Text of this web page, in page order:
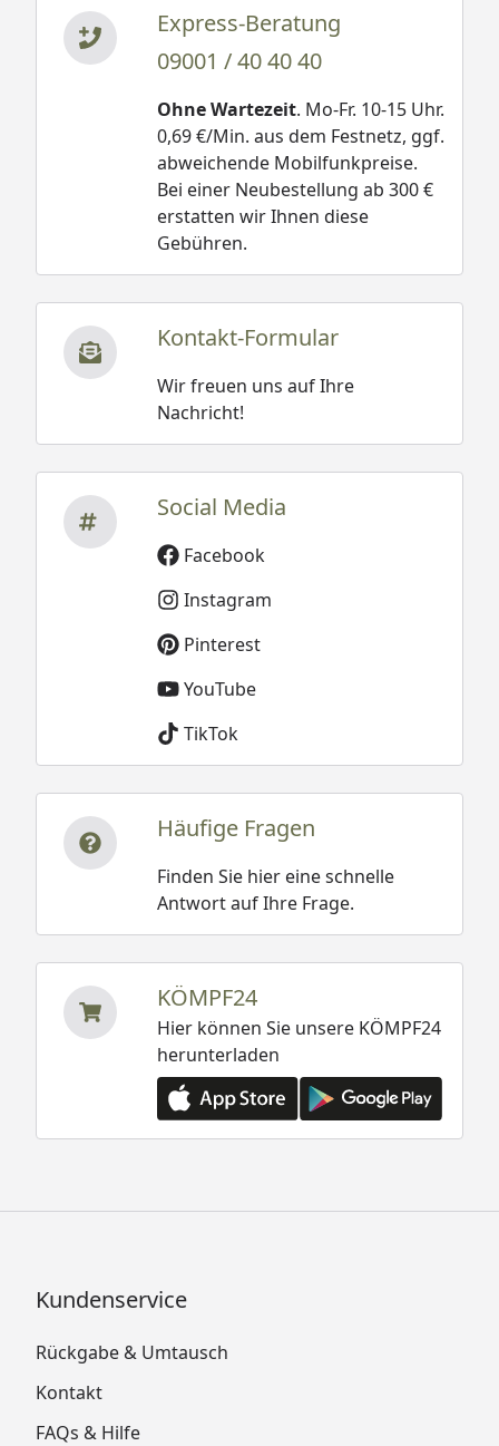
Express-Beratung
09001 / 40 40 40
Ohne Wartezeit. Mo-Fr. 10-15 Uhr.
0,69 €/Min. aus dem Festnetz, ggf.
abweichende Mobilfunkpreise.
Bei einer Neubestellung ab 300 €
erstatten wir Ihnen diese
Gebühren.
Kontakt-Formular
Wir freuen uns auf Ihre
Nachricht!
Social Media
Facebook
Instagram
Pinterest
YouTube
TikTok
Häufige Fragen
Finden Sie hier eine schnelle
Antwort auf Ihre Frage.
KÖMPF24
Hier können Sie unsere KÖMPF24
herunterladen
Kundenservice
Rückgabe & Umtausch
Kontakt
FAQs & Hilfe